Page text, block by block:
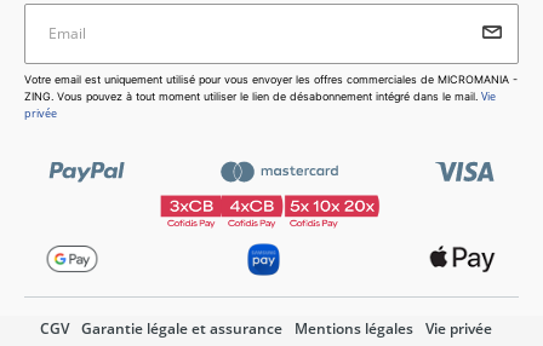
Votre email est uniquement utilisé pour vous envoyer les
offres commerciales de MICROMANIA - ZING. Vous pouvez
à tout moment utiliser le lien de désabonnement intégré dans
Email
Votre email est uniquement utilisé pour vous envoyer les offres commerciales de MICROMANIA -
ZING. Vous pouvez à tout moment utiliser le lien de désabonnement intégré dans le mail. Vie
privée
CGV Garantie légale et assurance Mentions légales
Vie privée